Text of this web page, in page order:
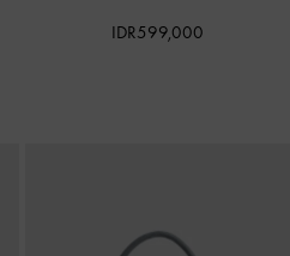
IDR599,000